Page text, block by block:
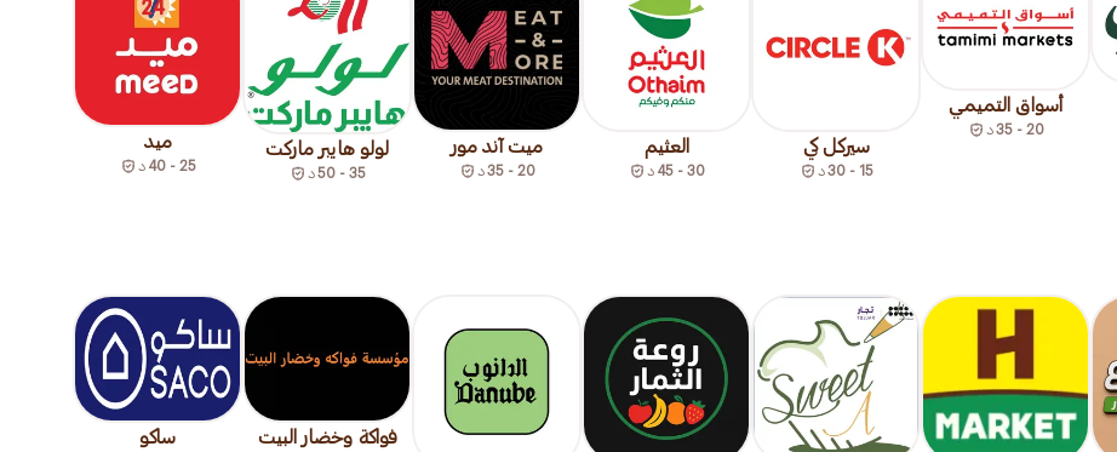
أسواق التميمي
20 - 35 د
سيركل كي
15 - 30 د
العثيم
30 - 45 د
ميت آند مور
20 - 35 د
لولو هايبر ماركت
35 - 50 د
ميد
25 - 40 د
فواكة وخضار البيت ساكو